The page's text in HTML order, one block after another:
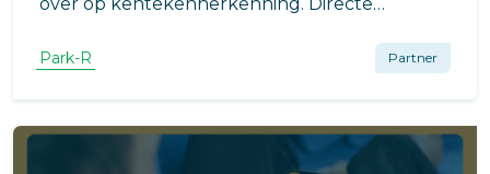
administratie en meer grip voor het bestuur.
Park-R Partner